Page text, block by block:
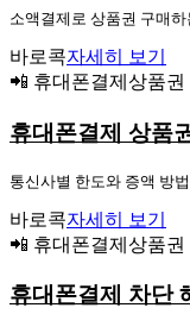
소액결제로 상품권 구매
바로콕자세히 보기
📲 휴대폰결제상품권
휴대폰결제 상품
통신사별 한도와 증액 방
바로콕자세히 보기
📲 휴대폰결제상품권
휴대폰결제 차단